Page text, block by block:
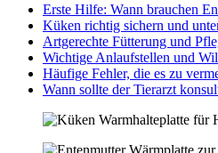
Erste Hilfe: Wann brauchen
Küken richtig sichern und
Artgerechte Fütterung und
Wichtige Anlaufstellen und
Häufige Fehler, die es zu
Wann sollte der Tierarzt